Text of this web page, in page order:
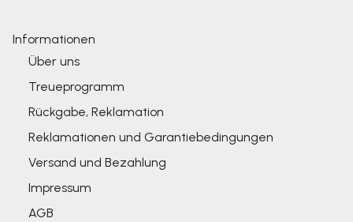
Informationen
Über uns
Treueprogramm
Rückgabe, Reklamation
Reklamationen und Garantiebedingungen
Versand und Bezahlung
Impressum
AGB